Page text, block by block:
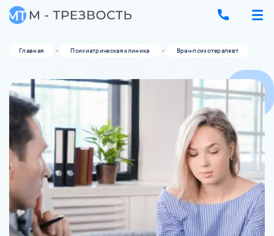
Главная Психиатрическая клиника Врач-психотерапевт